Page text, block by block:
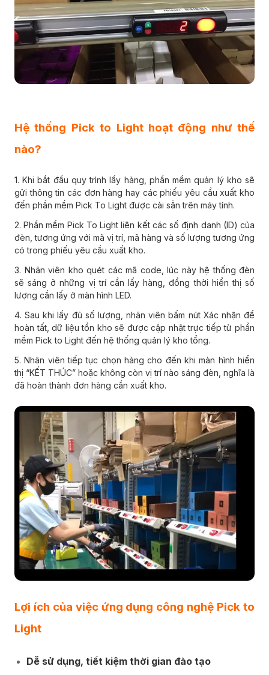
Hệ thống Pick to Light hoạt động như thế
nào?
1. Khi bắt đầu quy trình lấy hàng, phần mềm quản lý kho sẽ
gửi thông tin các đơn hàng hay các phiếu yêu cầu xuất kho
đến phần mềm Pick To Light được cài sẵn trên máy tính.
2. Phần mềm Pick To Light liên kết các số định danh (ID) của
đèn, tương ứng với mã vị trí, mã hàng và số lượng tương ứng
có trong phiếu yêu cầu xuất kho.
3. Nhân viên kho quét các mã code, lúc này hệ thống đèn
sẽ sáng ở những vị trí cần lấy hàng, đồng thời hiển thị số
lượng cần lấy ở màn hình LED.
4. Sau khi lấy đủ số lượng, nhân viên bấm nút Xác nhận để
hoàn tất, dữ liệu tồn kho sẽ được cập nhật trực tiếp từ phần
mềm Pick to Light đến hệ thống quản lý kho tổng.
5. Nhân viên tiếp tục chọn hàng cho đến khi màn hình hiển
thị “KẾT THÚC” hoặc không còn vị trí nào sáng đèn, nghĩa là
đã hoàn thành đơn hàng cần xuất kho.
Lợi ích của việc ứng dụng công nghệ Pick to
Light
Dễ sử dụng, tiết kiệm thời gian đào tạo